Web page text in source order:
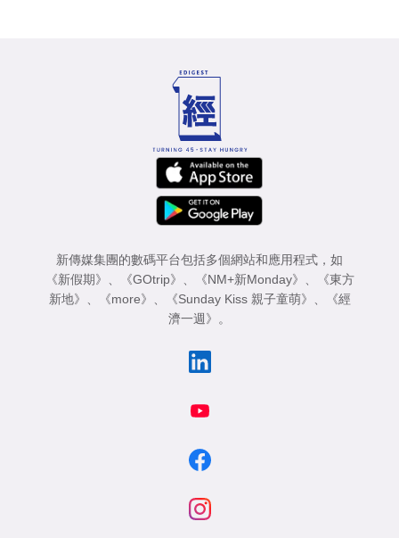
新傳媒集團的數碼平台包括多個網站和應用程式，如
《新假期》
《GOtrip》 《NM+新Monday》
《東方
新地》
《more》 《Sunday Kiss 親子童萌》
《經
濟一週》
。